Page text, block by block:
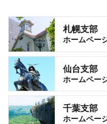
札幌支部
ホームペー
仙台支部
ホームペー
千葉支部
ホームペー